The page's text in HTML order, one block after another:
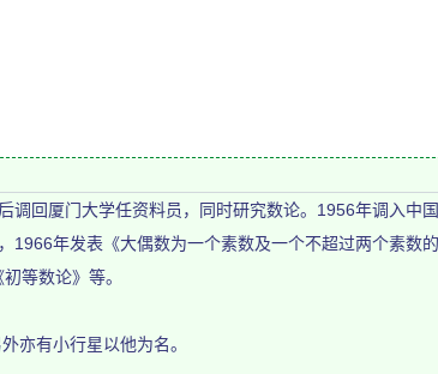
调回厦门大学任资料员，同时研究数论。1956年调入中
1966年发表《大偶数为一个素数及一个不超过两个素数
等数论》等。
有小行星以他为名。